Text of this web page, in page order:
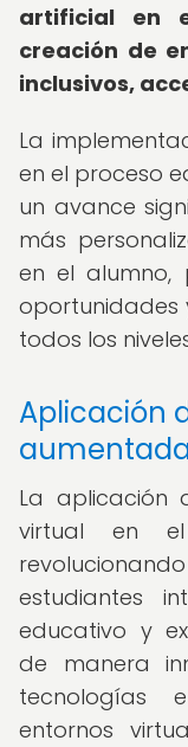
artificial en
creación de
inclusivos,
La
en el proceso
un avance
más
en el alumno,
oportunidades
todos los
Aplicación
La aplicación
virtual en
estudiantes
educativo y
de manera
tecnologías
entornos